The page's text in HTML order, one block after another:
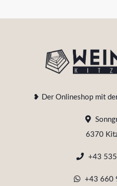
❥ Der Onlineshop mit
6370
+43
+43 660